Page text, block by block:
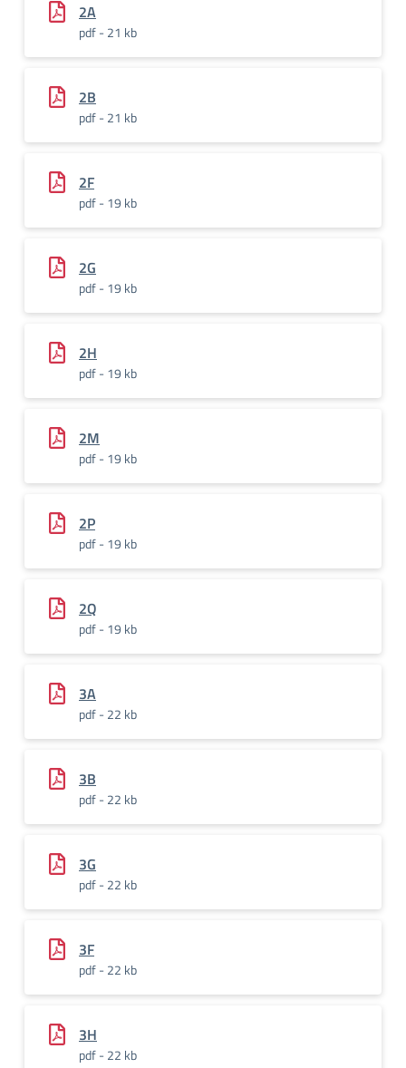
2A
pdf - 21 kb
2B
pdf - 21 kb
2F
pdf - 19 kb
2G
pdf - 19 kb
2H
pdf - 19 kb
2M
pdf - 19 kb
2P
pdf - 19 kb
2Q
pdf - 19 kb
3A
pdf - 22 kb
3B
pdf - 22 kb
3G
pdf - 22 kb
3F
pdf - 22 kb
3H
pdf - 22 kb